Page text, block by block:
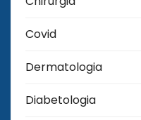
Covid
Dermatologia
Diabetologia